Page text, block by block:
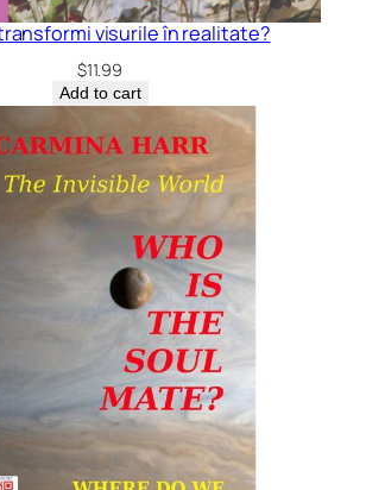
visurile în realitate?
$11.99
Add to cart